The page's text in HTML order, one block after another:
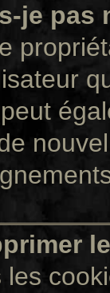
je pas